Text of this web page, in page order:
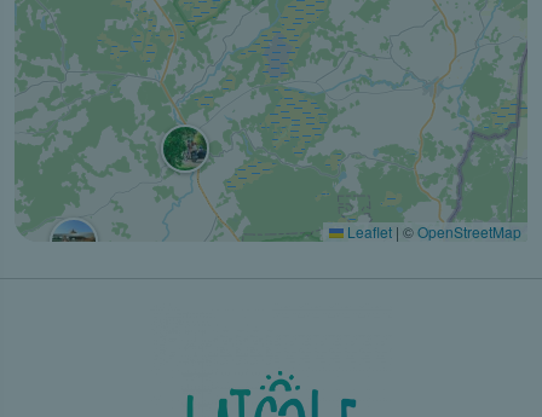
Leaflet | ©OpenStreetMap